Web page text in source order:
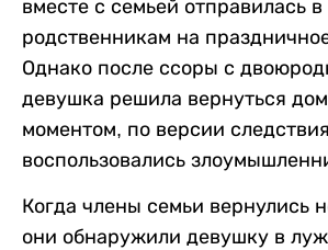
вместе с семьей отправилась в
родственникам на
Однако после ссоры с
девушка решила вернуться
моментом, по версии
воспользовались
Когда члены семьи вернулись
они обнаружили девушку в